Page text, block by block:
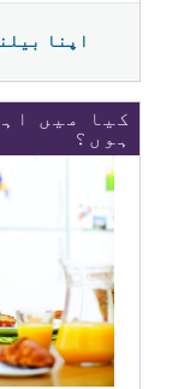
اپنا
کیا میں
ہوں؟